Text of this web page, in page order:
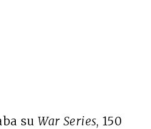
su War Series, 150